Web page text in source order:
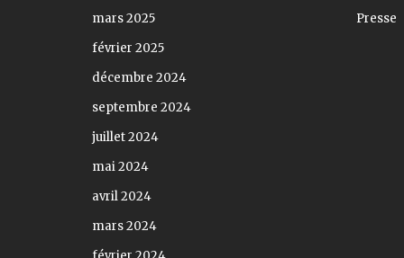
mars 2025
février 2025
décembre 2024
septembre 2024
juillet 2024
mai 2024
avril 2024
mars 2024
Presse